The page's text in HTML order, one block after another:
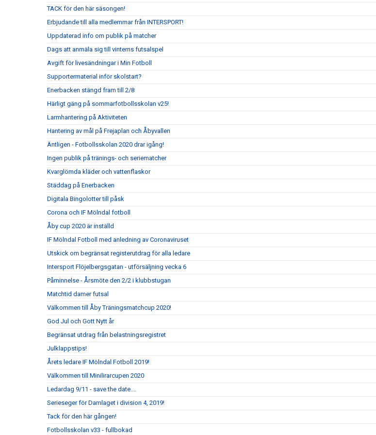
TACK för den här säsongen!
Erbjudande till alla medlemmar från INTERSPORT!
Uppdaterad info om publik på matcher
Dags att anmäla sig till vinterns futsalspel
Avgift för livesändningar i Min Fotboll
Supportermaterial inför skolstart?
Enerbacken stängd fram till 2/8
Härligt gäng på sommarfotbollsskolan v25!
Larmhantering på Aktiviteten
Hantering av mål på Frejaplan och Åbyvallen
Äntligen - Fotbollsskolan 2020 drar igång!
Ingen publik på tränings- och seriematcher
Kvarglömda kläder och vattenflaskor
Städdag på Enerbacken
Digitala Bingolotter till påsk
Corona och IF Mölndal fotboll
Åby cup 2020 är inställd
IF Mölndal Fotboll med anledning av Coronaviruset
Utskick om begränsat registerutdrag för alla ledare
Intersport Flöjelbergsgatan - utförsäljning vecka 6
Påminnelse - Årsmöte den 2/2 i klubbstugan
Matchtid damer futsal
Välkommen till Åby Träningsmatchcup 2020!
God Jul och Gott Nytt år
Begränsat utdrag från belastningsregistret
Julklappstips!
Årets ledare IF Mölndal Fotboll 2019!
Välkommen till Minilirarcupen 2020
Ledardag 9/11 - save the date....
Serieseger för Damlaget i division 4, 2019!
Tack för den här gången!
Fotbollsskolan v33 - fullbokad